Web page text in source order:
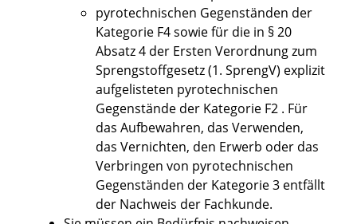
pyrotechnischen Gegenständen der
Kategorie F4 sowie für die in § 20
Absatz 4 der Ersten Verordnung zum
Sprengstoffgesetz (1. SprengV) explizit
aufgelisteten pyrotechnischen
Gegenstände der Kategorie F2 . Für
das Aufbewahren, das Verwenden,
das Vernichten, den Erwerb oder das
Verbringen von pyrotechnischen
Gegenständen der Kategorie 3 entfällt
der Nachweis der Fachkunde.